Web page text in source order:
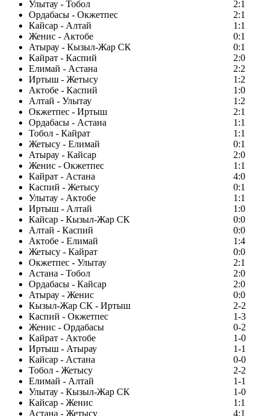
Улытау - Тобол
2:1
Ордабасы - Окжетпес
2:1
Кайсар - Алтай
1:1
Женис - Актобе
0:1
Атырау - Кызыл-Жар СК
0:1
Кайрат - Каспий
2:0
Елимай - Астана
2:2
Иртыш - Жетысу
1:2
Актобе - Каспий
1:0
Алтай - Улытау
1:2
Окжетпес - Иртыш
2:1
Ордабасы - Астана
1:1
Тобол - Кайрат
1:1
Жетысу - Елимай
0:1
Атырау - Кайсар
2:0
Женис - Окжетпес
1:1
Кайрат - Астана
4:0
Каспий - Жетысу
0:1
Улытау - Актобе
1:1
Иртыш - Алтай
1:0
Кайсар - Кызыл-Жар СК
0:0
Алтай - Каспий
0:0
Актобе - Елимай
1:4
Жетысу - Кайрат
0:0
Окжетпес - Улытау
2:1
Астана - Тобол
2:0
Ордабасы - Кайсар
2:0
Атырау - Женис
0:0
Кызыл-Жар СК - Иртыш
2-2
Каспий - Окжетпес
1-3
Женис - Ордабасы
0-2
Кайрат - Актобе
1-0
Иртыш - Атырау
1-1
Кайсар - Астана
0-0
Тобол - Жетысу
2-2
Елимай - Алтай
1-1
Улытау - Кызыл-Жар СК
1-0
Кайсар - Женис
1:1
Астана - Жетысу
4:1